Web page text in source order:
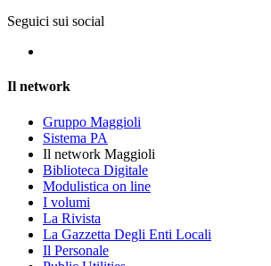
Seguici sui social
Il network
Gruppo Maggioli
Sistema PA
Il network Maggioli
Biblioteca Digitale
Modulistica on line
I volumi
La Rivista
La Gazzetta Degli Enti Locali
Il Personale